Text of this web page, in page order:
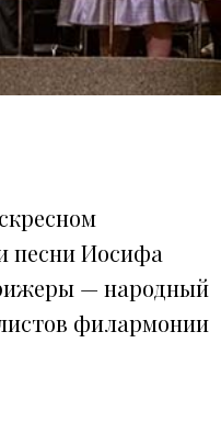
песни Иосифа
— народный
филармонии